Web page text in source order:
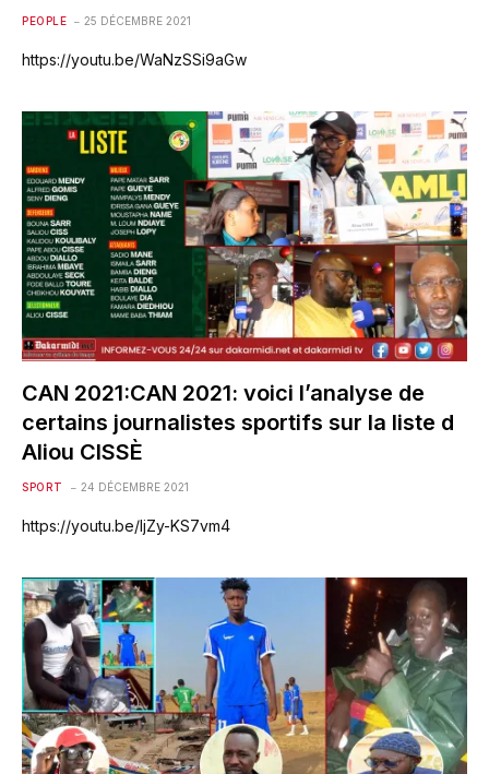
PEOPLE 25 DÉCEMBRE 2021
https://youtu.be/WaNzSSi9aGw
CAN 2021:CAN 2021: voici l’analyse de
certains journalistes sportifs sur la liste d
Aliou CISSÈ
SPORT 24 DÉCEMBRE 2021
https://youtu.be/IjZy-KS7vm4